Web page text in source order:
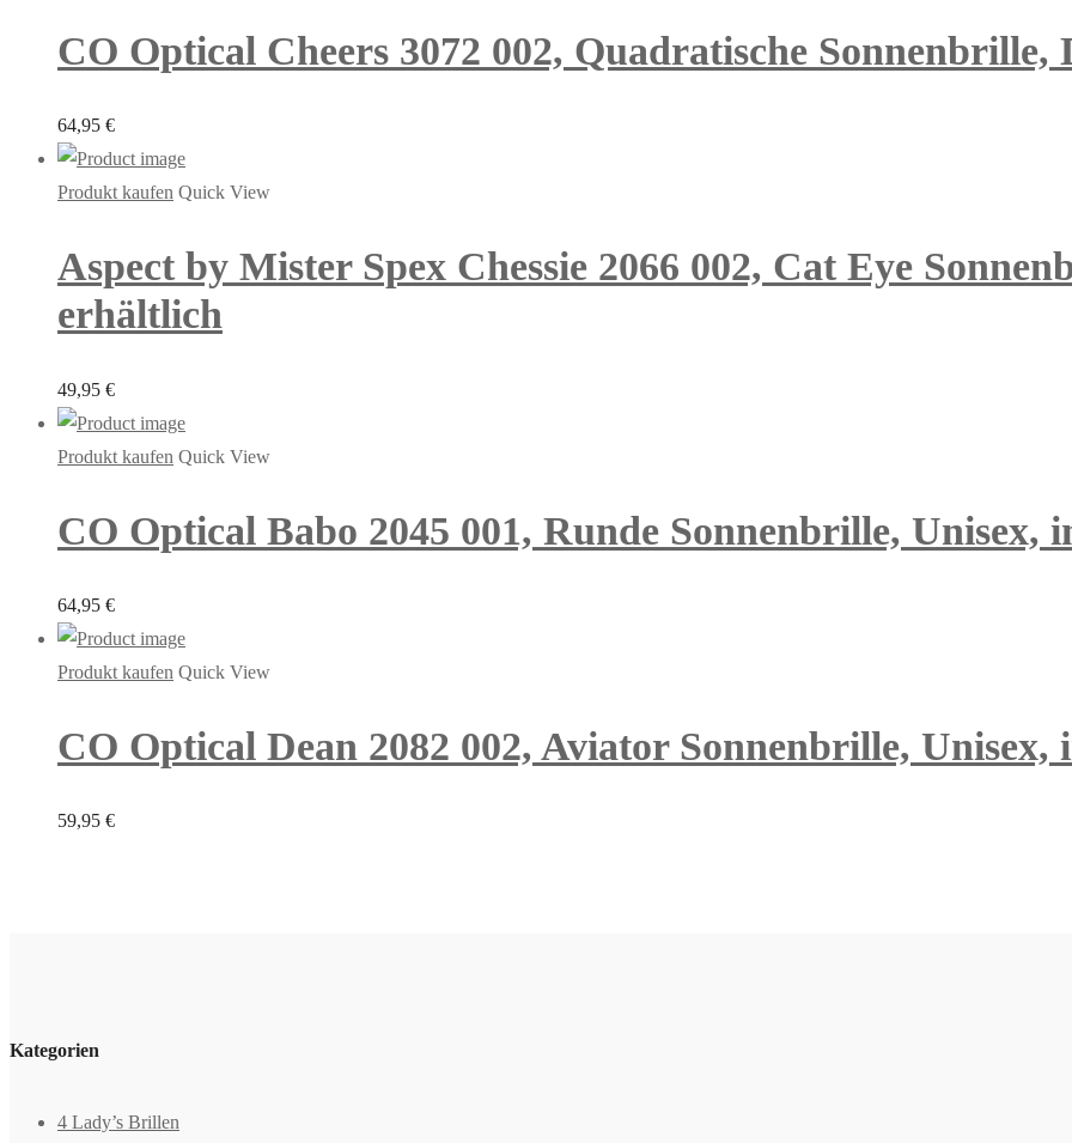
CO Optical Cheers 3072 002, Quadratische Sonnenbrille,
64,95 €
Produkt kaufen Quick View
Aspect by Mister Spex Chessie 2066 002, Cat Eye
erhältlich
49,95 €
Produkt kaufen Quick View
CO Optical Babo 2045 001, Runde Sonnenbrille, Unisex,
64,95 €
Produkt kaufen Quick View
CO Optical Dean 2082 002, Aviator Sonnenbrille, Unisex,
59,95 €
Kategorien
4 Lady’s Brillen